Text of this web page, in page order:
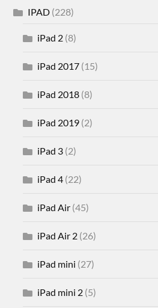
IPAD (228)
iPad 2 (8)
iPad 2017 (15)
iPad 2018 (8)
iPad 2019 (2)
iPad 3 (2)
iPad 4 (22)
iPad Air (45)
iPad Air 2 (26)
iPad mini (27)
iPad mini 2 (5)